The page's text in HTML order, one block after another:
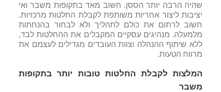
שהיה הרבה יותר הססן. חשוב מאד בתקופות משבר ואי
יציבות ליצור אחריות משותפת לקבלת החלטות מרכזיות.
חשוב לרתום את כולם לתהליך ולא לבחור בהנחתות
מלמעלה. מנהיגים עסקיים המקבלים את ההחלטות לבד,
ללא שיתוף ההנהלה וצוות העובדים מגדילים לעצמם את
מרווח הטעות.
המלצות לקבלת החלטות טובות יותר בתקופות
משבר